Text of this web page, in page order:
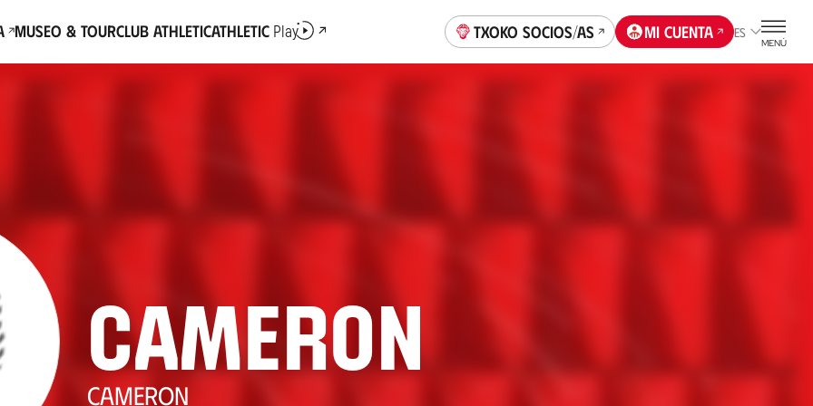
Museo & TourClub AthleticAthletic Play Txoko socios/as Mi cuenta ES
MENÚ
Cameron
CAMERON